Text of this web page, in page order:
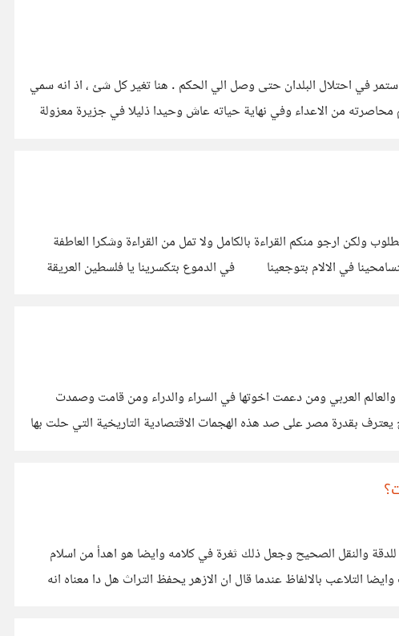
في احتلال البلدان حتى وصل الي الحكم . هنا تغير كل شئ ، اذ انه سمي
من الاعداء وفي نهاية حياته عاش وحيدا ذليلا في جزيرة معزولة
هذه خاطرة او من يراها غير ذلك فليسميها ما يشاء كتبت بعفوية وكتبت الان فسامحوني ان كانت بها اخطاء او ان لم تفي بالوزن المطلوب ولكن ارجو منكم القراءة بالكامل ولا تمل من القراءة وشكرا العاطفة
نحوك تغوينا ⠀⠀⠀بس السياسة تطوق علينا في الافراح بتنادينا ⠀⠀⠀في الاحزان بتعزينا في القصف بتصبرينا ⠀⠀⠀في التقصير بتسامحينا في الالام بتوجعينا ⠀⠀⠀في الدموع بتكسرينا يا فلسطين العريقة
العربي ومن دعمت اخوتها في السراء والدراء ومن قامت وصمدت
يعترف بقدرة مصر على صد هذه الهجمات الاقتصادية التاريخية التي حلت بها
والنقل الصحيح وجعل ذلك ثغرة في كلامه وايضا هو اهدأ من اسلام
بالالفاظ عندما قال ان الازهر يحفظ التراث هل دا معناه انه